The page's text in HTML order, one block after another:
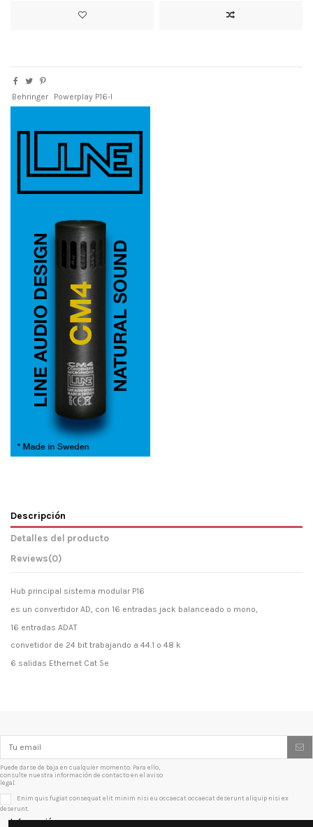
Behringer Powerplay P16-I
Descripción
Detalles del producto
Reviews(0)
Hub principal sistema modular P16
es un convertidor AD, con 16 entradas jack balanceado o mono,
16 entradas ADAT
convetidor de 24 bit trabajando a 44.1 o 48 k
6 salidas Ethernet Cat 5e
Puede darse de baja en cualquier momento. Para ello,
consulte nuestra información de contacto en el aviso
legal.
Enim quis fugiat consequat elit minim nisi eu occaecat occaecat deserunt aliquip nisi ex
deserunt.
Información